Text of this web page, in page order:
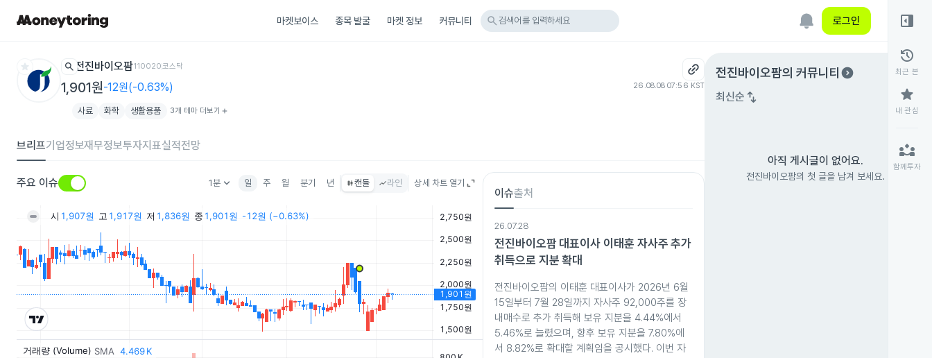
마켓보이스 종목 발굴 마켓 정보 커뮤니티 search 검색어를 입력하세요 로그인
star search 전진바이오팜110020코스닥
1,901원-12원(-0.63%) 26.08.08 07:56 KST
사료 화학 생활용품 3개 테마 더보기 add
브리프기업정보재무정보투자지표실적전망
주요 이슈 1분keyboard_arrow_down 일 주 월 분기 년 캔들 라인 상세 차트 열기
이슈출처
26.07.28
전진바이오팜 대표이사 이태훈 자사주 추가
취득으로 지분 확대
전진바이오팜의 이태훈 대표이사가 2026년 6월
15일부터 7월 28일까지 자사주 92,000주를 장
내매수로 추가 취득해 보유 지분을 4.44%에서
5.46%로 늘렸으며, 향후 보유 지분을 7.80%에
서 8.82%로 확대할 계획임을 공시했다. 이번 자
전진바이오팜의 커뮤니티 expand_circle_right
최신순 swap_vert
아직 게시글이 없어요.
전진바이오팜의 첫 글을 남겨 보세요.
right_panel_open
history
최근 본
star
내 관심
partner_exchange
함께투자